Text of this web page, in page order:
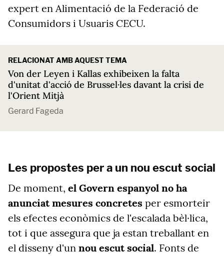
expert en Alimentació de la Federació de
Consumidors i Usuaris CECU.
RELACIONAT AMB AQUEST TEMA
Von der Leyen i Kallas exhibeixen la falta
d'unitat d'acció de Brussel·les davant la crisi de
l'Orient Mitjà
Gerard Fageda
Les propostes per a un nou escut social
De moment, el Govern espanyol no ha
anunciat mesures concretes per esmorteir
els efectes econòmics de l'escalada bèl·lica,
tot i que assegura que ja estan treballant en
el disseny d'un nou escut social. Fonts de